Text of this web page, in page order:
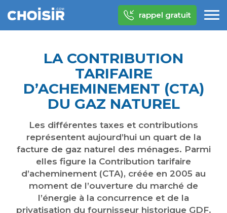
rappel gratuit
LA CONTRIBUTION
TARIFAIRE
D’ACHEMINEMENT (CTA)
DU GAZ NATUREL
Les différentes taxes et contributions
représentent aujourd’hui un quart de la
facture de gaz naturel des ménages. Parmi
elles figure la Contribution tarifaire
d’acheminement (CTA), créée en 2005 au
moment de l’ouverture du marché de
l’énergie à la concurrence et de la
privatisation du fournisseur historique GDF.